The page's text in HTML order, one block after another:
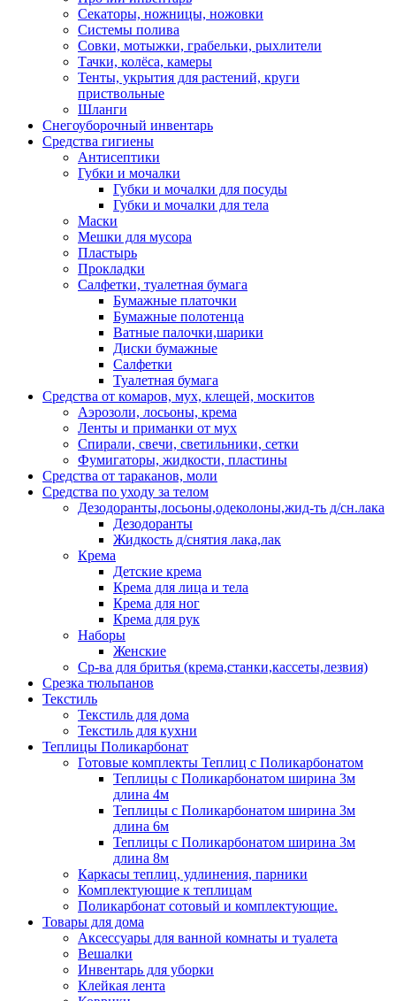
Секаторы, ножницы, ножовки
Системы полива
Совки, мотыжки, грабельки, рыхлители
Тачки, колёса, камеры
Тенты, укрытия для растений, круги
приствольные
Шланги
Снегоуборочный инвентарь
Средства гигиены
Антисептики
Губки и мочалки
Губки и мочалки для посуды
Губки и мочалки для тела
Маски
Мешки для мусора
Пластырь
Прокладки
Салфетки, туалетная бумага
Бумажные платочки
Бумажные полотенца
Ватные палочки,шарики
Диски бумажные
Салфетки
Туалетная бумага
Средства от комаров, мух, клещей, москитов
Аэрозоли, лосьоны, крема
Ленты и приманки от мух
Спирали, свечи, светильники, сетки
Фумигаторы, жидкости, пластины
Средства от тараканов, моли
Средства по уходу за телом
Дезодоранты,лосьоны,одеколоны,жид-ть д/сн.лака
Дезодоранты
Жидкость д/снятия лака,лак
Крема
Детские крема
Крема для лица и тела
Крема для ног
Крема для рук
Наборы
Женские
Ср-ва для бритья (крема,станки,кассеты,лезвия)
Срезка тюльпанов
Текстиль
Текстиль для дома
Текстиль для кухни
Теплицы Поликарбонат
Готовые комплекты Теплиц с Поликарбонатом
Теплицы с Поликарбонатом ширина 3м
длина 4м
Теплицы с Поликарбонатом ширина 3м
длина 6м
Теплицы с Поликарбонатом ширина 3м
длина 8м
Каркасы теплиц, удлинения, парники
Комплектующие к теплицам
Поликарбонат сотовый и комплектующие.
Товары для дома
Аксессуары для ванной комнаты и туалета
Вешалки
Инвентарь для уборки
Клейкая лента